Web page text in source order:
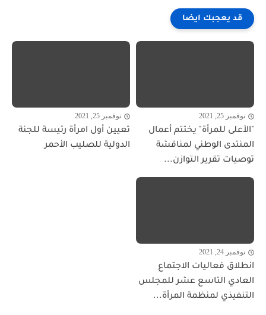
قد يعجبك ايضا
نوفمبر 25, 2021
"الأعلى للمرأة" يختتم أعمال
المنتدى الوطني لمناقشة
توصيات تقرير التوازن...
نوفمبر 25, 2021
تعيين أول امرأة رئيسة للجنة
الدولية للصليب الأحمر
نوفمبر 24, 2021
انطلاق فعاليات الاجتماع
العادي التاسع عشر للمجلس
التنفيذي لمنظمة المرأة...